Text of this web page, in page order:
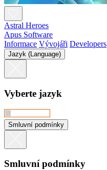
Astral Heroes
Apus Software
Informace Vývojáři Developers
Jazyk (Language)
Vyberte jazyk
Smluvní podmínky
Smluvní podmínky